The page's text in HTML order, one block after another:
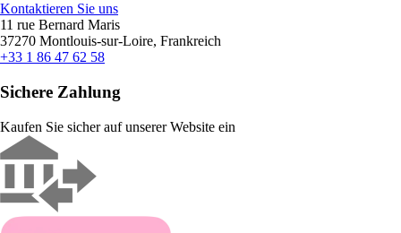
Kontaktieren Sie uns
11 rue Bernard Maris
37270 Montlouis-sur-Loire, Frankreich
+33 1 86 47 62 58
Sichere Zahlung
Kaufen Sie sicher auf unserer Website ein